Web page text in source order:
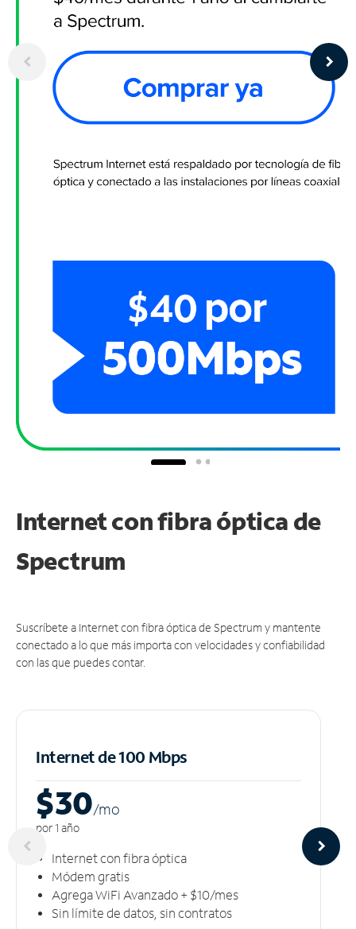
Internet con fibra óptica de
Spectrum
Suscríbete a Internet con fibra óptica de Spectrum y mantente
conectado a lo que más importa con velocidades y confiabilidad
con las que puedes contar.
Internet de 100 Mbps
$30/mo
por 1 año
Internet con fibra óptica
Módem gratis
Agrega WiFi Avanzado + $10/mes
Sin límite de datos, sin contratos